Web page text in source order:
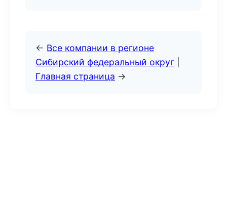
← Все компании в регионе
Сибирский федеральный округ
Главная страница →